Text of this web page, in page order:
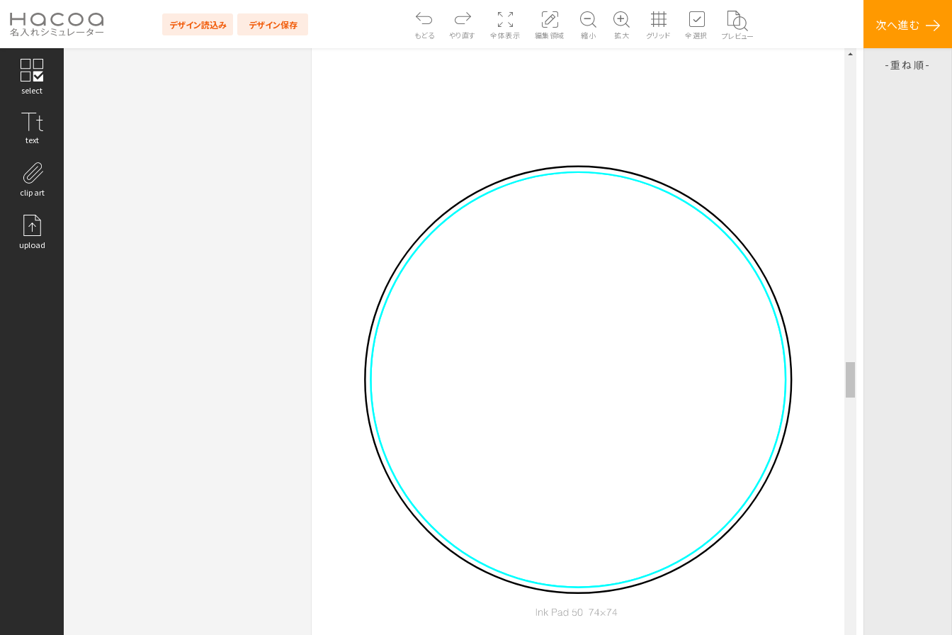
デザイン読込み デザイン保存
もどる やり直す 全体表示 編集領域 縮小 拡大 グリッド 全選択 プレビュー
次へ進む
重ね順